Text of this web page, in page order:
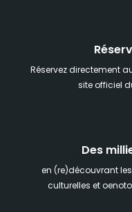
Réservez directement
site officiel
Des
en (re)découvrant
culturelles et